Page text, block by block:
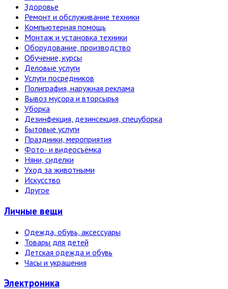
Здоровье
Ремонт и обслуживание техники
Компьютерная помощь
Монтаж и установка техники
Оборудование, производство
Обучение, курсы
Деловые услуги
Услуги посредников
Полиграфия, наружная реклама
Вывоз мусора и вторсырья
Уборка
Дезинфекция, дезинсекция, спецуборка
Бытовые услуги
Праздники, мероприятия
Фото- и видеосъёмка
Няни, сиделки
Уход за животными
Искусство
Другое
Личные вещи
Одежда, обувь, аксессуары
Товары для детей
Детская одежда и обувь
Часы и украшения
Электро­ника